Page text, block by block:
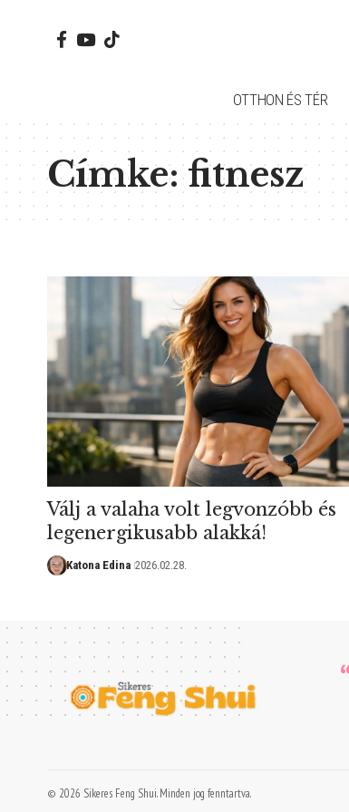
OTTHON ÉS TÉR
Címke:fitnesz
Válj a valaha volt legvonzóbb és
legenergikusabb alakká!
Katona Edina 2026.02.28.
© 2026 Sikeres Feng Shui. Minden jog fenntartva.